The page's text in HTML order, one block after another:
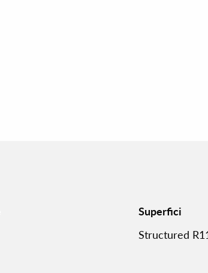
Superfici
Structured